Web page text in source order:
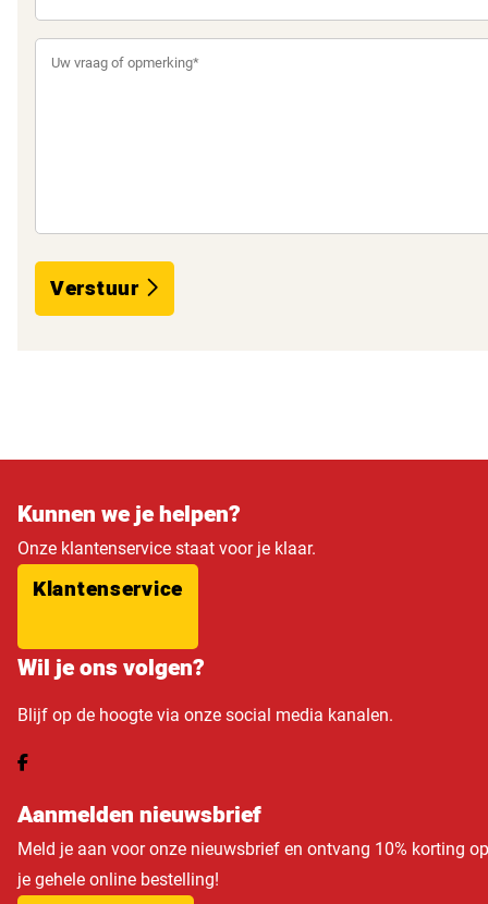
Verstuur
Kunnen we je helpen?
Onze klantenservice staat voor je klaar.
Klantenservice
Wil je ons volgen?
Blijf op de hoogte via onze social media kanalen.
Aanmelden nieuwsbrief
Meld je aan voor onze nieuwsbrief en ontvang 10% korting op
je gehele online bestelling!